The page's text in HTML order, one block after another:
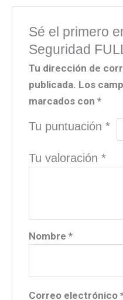
Sé el primero
Seguridad
Tu dirección de
publicada. Los
marcados con*
Tu puntuación*
Tu valoración*
Nombre*
Correo electrónico